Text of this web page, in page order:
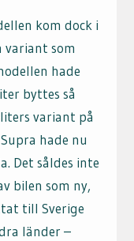
kom dock i
variant som
hade
byttes så
variant på
hade nu
Det såldes inte
bilen som ny,
till Sverige
länder –